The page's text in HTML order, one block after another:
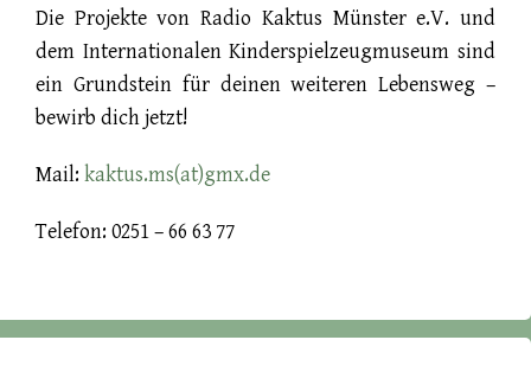
Die Projekte von Radio Kaktus Münster e.V. und
dem Internationalen Kinderspielzeugmuseum sind
ein Grundstein für deinen weiteren Lebensweg –
bewirb dich jetzt!
Mail: kaktus.ms(at)gmx.de
Telefon: 0251 – 66 63 77